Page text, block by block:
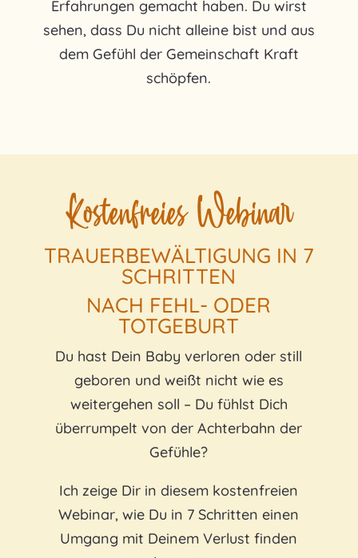
Erfahrungen gemacht haben. Du wirst
sehen, dass Du nicht alleine bist und aus
dem Gefühl der Gemeinschaft Kraft
schöpfen.
Kostenfreies Webinar
TRAUERBEWÄLTIGUNG IN 7
SCHRITTEN
NACH FEHL- ODER
TOTGEBURT
Du hast Dein Baby verloren oder still
geboren und weißt nicht wie es
weitergehen soll – Du fühlst Dich
überrumpelt von der Achterbahn der
Gefühle?
Ich zeige Dir in diesem kostenfreien
Webinar, wie Du in 7 Schritten einen
Umgang mit Deinem Verlust finden